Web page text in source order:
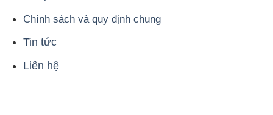
📞
PHÒNG KINH DOANH - CÔNG TY HÓA CHẤT
ĐẮC TRƯỜNG PHÁT